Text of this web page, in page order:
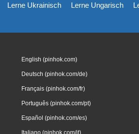
Lerne Ukrainisch Lerne Ungarisch
English (pinhok.com)
Deutsch (pinhok.com/de)
Français (pinhok.com/fr)
Português (pinhok.com/pt)
Español (pinhok.com/es)
Italiano (pinhok.com/it)